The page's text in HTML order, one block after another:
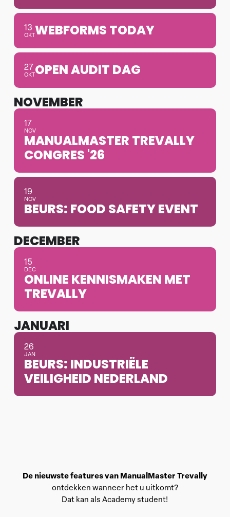
13
OKTWEBFORMS TODAY
27
OKTOPEN AUDIT DAG
NOVEMBER
17
NOV
MANUALMASTER TREVALLY
CONGRES '26
19
NOV
BEURS: FOOD SAFETY EVENT
DECEMBER
15
DEC
ONLINE KENNISMAKEN MET
TREVALLY
JANUARI
26
JAN
BEURS: INDUSTRIËLE
VEILIGHEID NEDERLAND
De nieuwste features van ManualMaster Trevally
ontdekken wanneer het u uitkomt?
Dat kan als Academy student!